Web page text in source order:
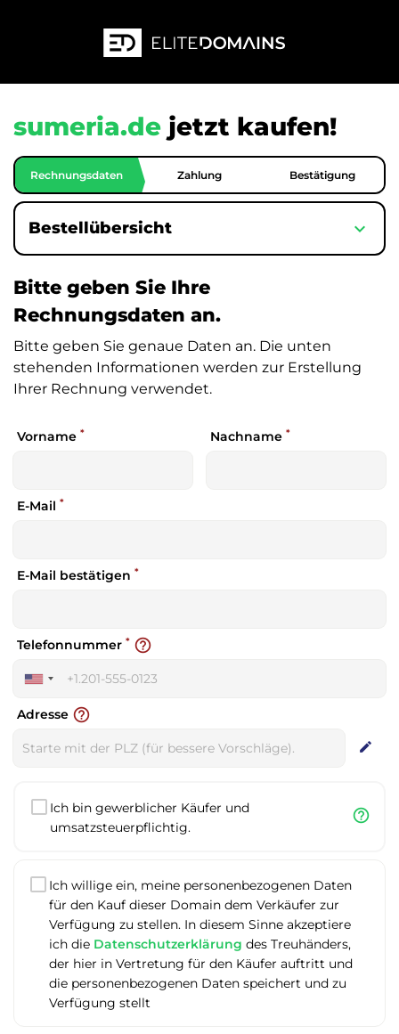
sumeria.de jetzt kaufen!
Rechnungsdaten Zahlung Bestätigung
Bestellübersicht expand_more
Bitte geben Sie Ihre
Rechnungsdaten an.
Bitte geben Sie genaue Daten an. Die unten
stehenden Informationen werden zur Erstellung
Ihrer Rechnung verwendet.
Vorname * Nachname *
E-Mail *
E-Mail bestätigen *
United
+1
Telefonnummer * help_outline
Adresse help_outline
edit
Ich bin gewerblicher Käufer und
umsatzsteuerpflichtig.
help_outline
Ich willige ein, meine personenbezogenen Daten
für den Kauf dieser Domain dem Verkäufer zur
Verfügung zu stellen. In diesem Sinne akzeptiere
ich die Datenschutzerklärung des Treuhänders,
der hier in Vertretung für den Käufer auftritt und
die personenbezogenen Daten speichert und zu
Verfügung stellt